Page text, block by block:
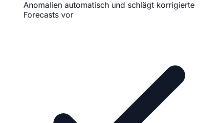
Anomalien automatisch und schlägt korrigierte
Forecasts vor